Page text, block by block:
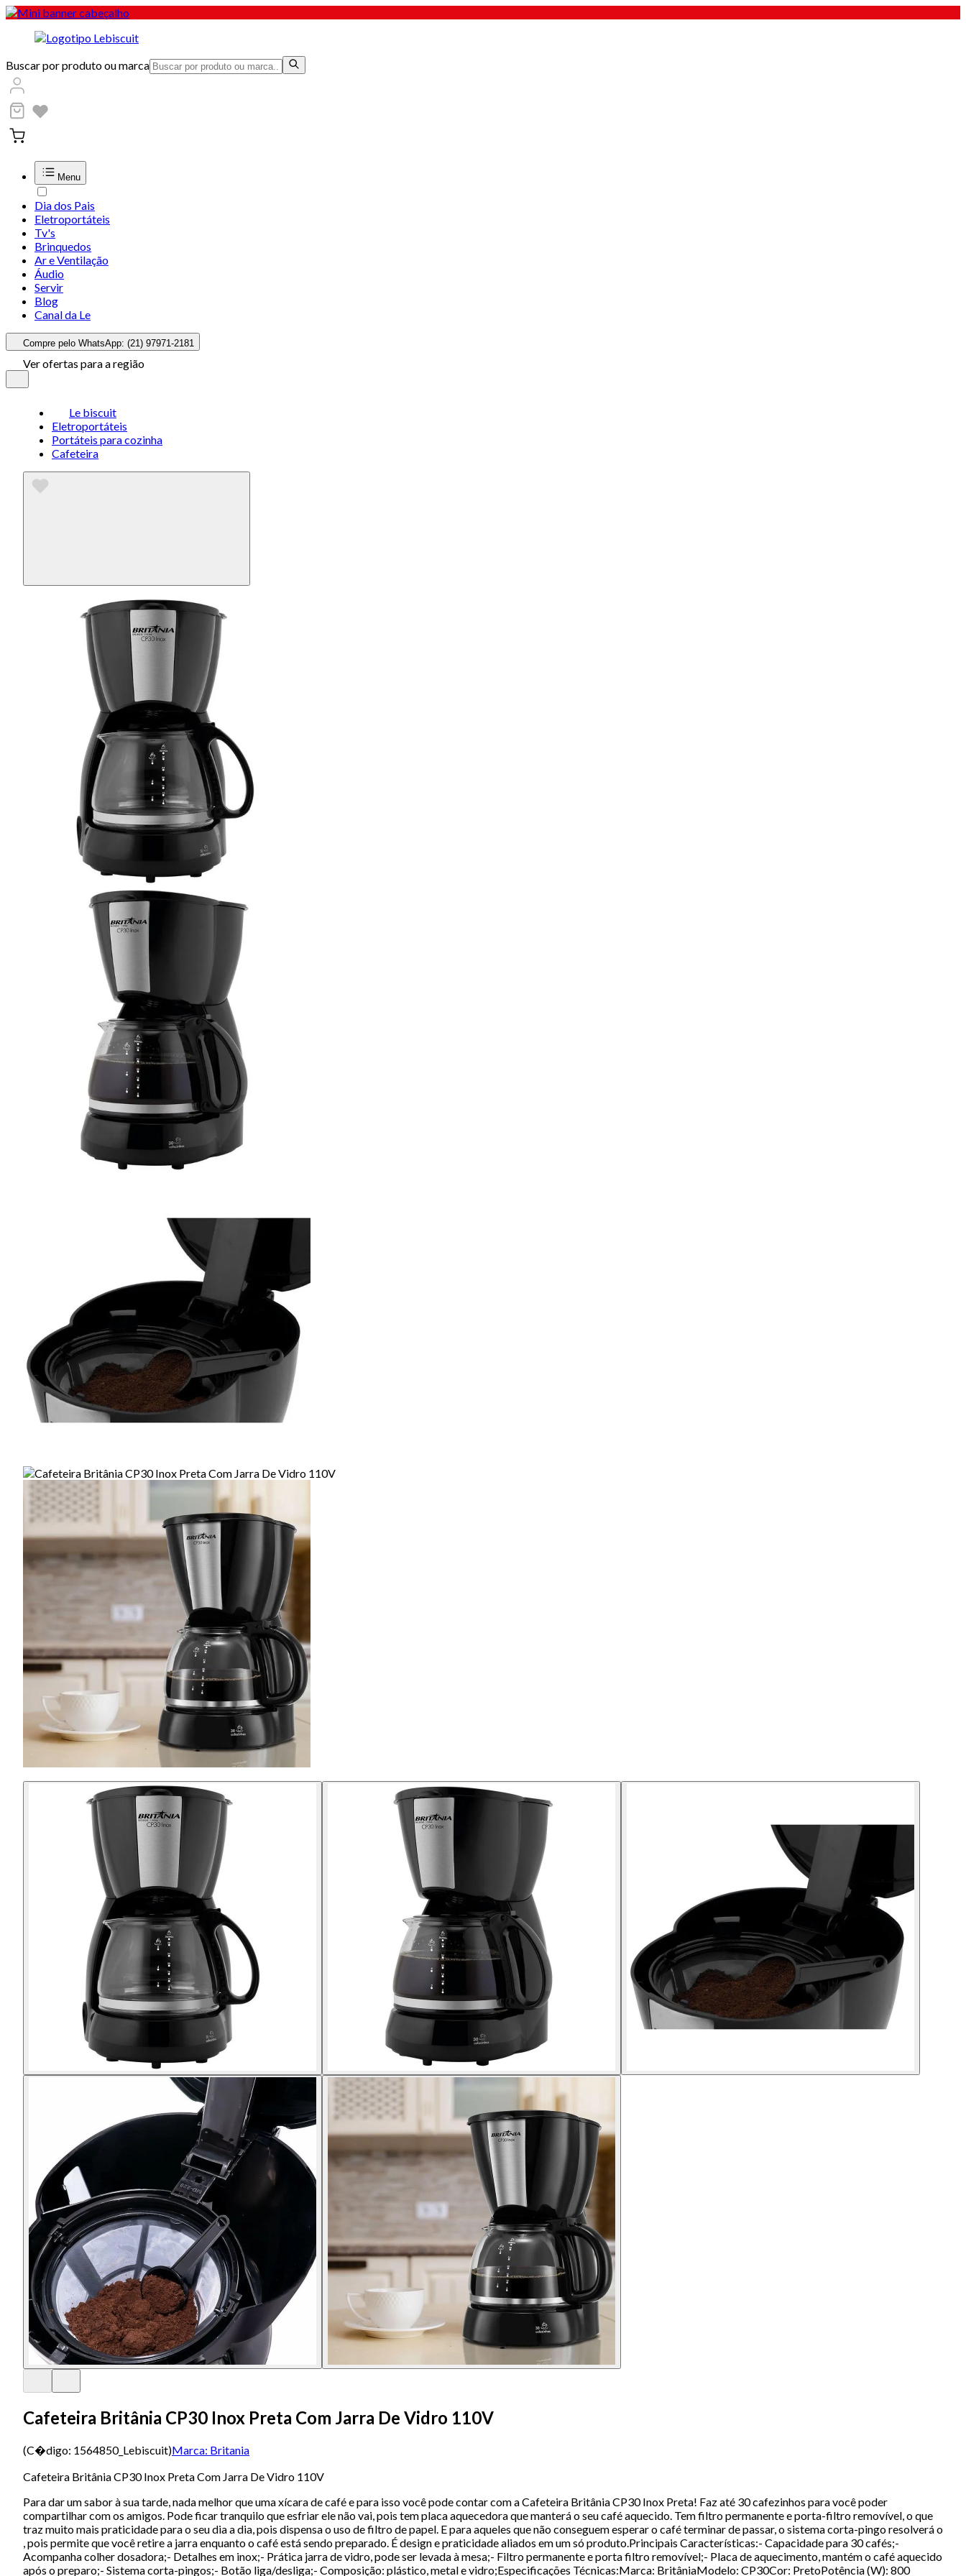
Buscar por produto ou marca
Menu
Dia dos Pais
Eletroportáteis
Tv's
Brinquedos
Ar e Ventilação
Áudio
Servir
Blog
Canal da Le
Compre pelo WhatsApp: (21) 97971-2181
Ver ofertas para a região
Le biscuit
Eletroportáteis
Portáteis para cozinha
Cafeteira
Cafeteira Britânia CP30 Inox Preta Com Jarra De Vidro 110V
(C�digo: 1564850_Lebiscuit)Marca: Britania
Cafeteira Britânia CP30 Inox Preta Com Jarra De Vidro 110V
Para dar um sabor à sua tarde, nada melhor que uma xícara de café e para isso você pode contar com a Cafeteira Britânia CP30 Inox Preta! Faz até 30 cafezinhos para você poder
compartilhar com os amigos. Pode ficar tranquilo que esfriar ele não vai, pois tem placa aquecedora que manterá o seu café aquecido. Tem filtro permanente e porta-filtro removível, o que
traz muito mais praticidade para o seu dia a dia, pois dispensa o uso de filtro de papel. E para aqueles que não conseguem esperar o café terminar de passar, o sistema corta-pingo resolverá o
, pois permite que você retire a jarra enquanto o café está sendo preparado. É design e praticidade aliados em um só produto.Principais Características:- Capacidade para 30 cafés;-
Acompanha colher dosadora;- Detalhes em inox;- Prática jarra de vidro, pode ser levada à mesa;- Filtro permanente e porta filtro removível;- Placa de aquecimento, mantém o café aquecido
após o preparo;- Sistema corta-pingos;- Botão liga/desliga;- Composição: plástico, metal e vidro;Especificações Técnicas:Marca: BritâniaModelo: CP30Cor: PretoPotência (W): 800